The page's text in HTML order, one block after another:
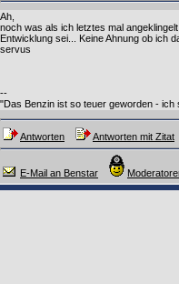
Ah,
noch was als ich letztes mal
Entwicklung sei... Keine Ahnung ob ich
servus
--
"Das Benzin ist so teuer geworden - ich
Antworten Antworten mit Zitat
E-Mail an Benstar